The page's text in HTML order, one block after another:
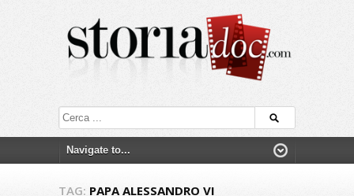
TAG: PAPA ALESSANDRO VI